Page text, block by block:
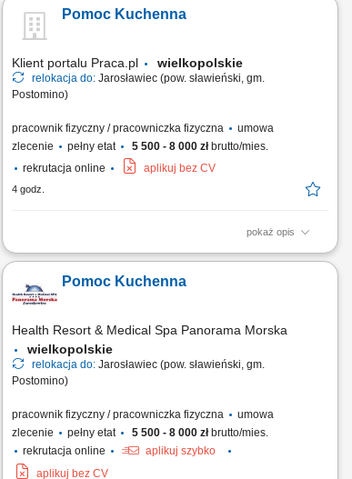
Pomoc Kuchenna
Klient portalu Praca.pl wielkopolskie
relokacja do: Jarosławiec (pow. sławieński, gm.
Postomino)
pracownik fizyczny / pracowniczka fizyczna
umowa
zlecenie
pełny etat 5 500 - 8 000 złbrutto/mies.
rekrutacja online
aplikuj bez CV
4 godz.
pokaż opis
pomoc w przygotowaniu posiłków, przestrzeganie HACCP,
naczyń.
Pomoc Kuchenna
Health Resort & Medical Spa Panorama Morska
wielkopolskie
relokacja do: Jarosławiec (pow. sławieński, gm.
Postomino)
pracownik fizyczny / pracowniczka fizyczna
umowa
zlecenie
pełny etat 5 500 - 8 000 złbrutto/mies.
rekrutacja online
aplikuj szybko
aplikuj bez CV